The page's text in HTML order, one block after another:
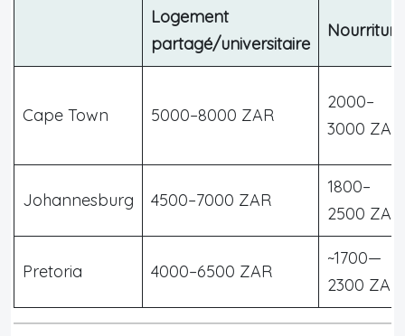
Logement
partagé/universitaire
Nourriture
Cape Town 5000–8000 ZAR
2000–
3000 ZAR
Johannesburg 4500–7000 ZAR
1800–
2500 ZAR
Pretoria 4000–6500 ZAR
~1700—
2300 ZAR